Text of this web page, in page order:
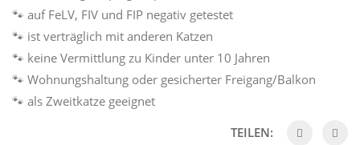
🐾 auf FeLV, FIV und FIP negativ getestet
🐾 ist verträglich mit anderen Katzen
🐾 keine Vermittlung zu Kinder unter 10 Jahren
🐾 Wohnungshaltung oder gesicherter Freigang/Balkon
🐾 als Zweitkatze geeignet
TEILEN: